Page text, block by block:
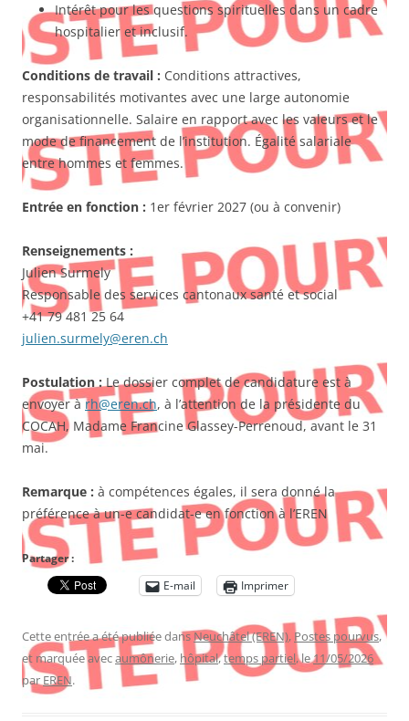
Intérêt pour les questions spirituelles dans un cadre
hospitalier et inclusif.
Conditions de travail : Conditions attractives,
responsabilités motivantes avec une large autonomie
organisationnelle. Salaire en rapport avec les valeurs et le
mode de financement de l’institution. Égalité salariale
entre hommes et femmes.
Entrée en fonction : 1er février 2027 (ou à convenir)
Renseignements :
Julien Surmely
Responsable des services cantonaux santé et social
+41 79 481 25 64
julien.surmely@eren.ch
Postulation :Le dossier complet de candidature est à
envoyer àrh@eren.ch, à l’attention de la présidente du
COCAH, Madame Francine Glassey-Perrenoud, avant le 31
mai.
Remarque : à compétences égales, il sera donné la
préférence à un-e candidat-e en fonction à l’EREN
Partager :
E-mail
Imprimer
Cette entrée a été publiée dansNeuchâtel (EREN), Postes pourvus,
et marquée avecaumônerie, hôpital,temps partiel, le11/05/2026
parEREN.